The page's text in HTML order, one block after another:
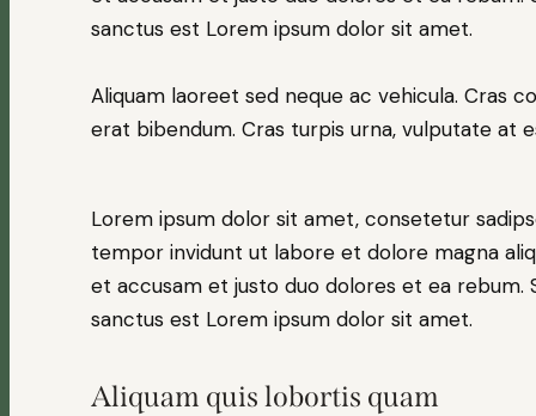
sanctus est Lorem ipsum dolor sit amet.
Aliquam laoreet sed neque ac vehicula. Cras
erat bibendum. Cras turpis urna, vulputate at
Lorem ipsum dolor sit amet, consetetur
tempor invidunt ut labore et dolore magna
et accusam et justo duo dolores et ea
sanctus est Lorem ipsum dolor sit amet.
Aliquam quis lobortis quam